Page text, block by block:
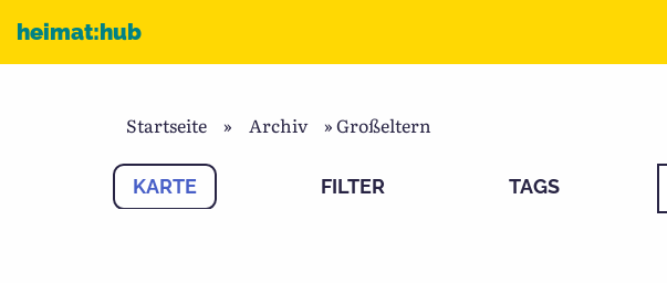
heimat:hub
Startseite » Archiv »Großeltern
KARTE FILTER TAGS